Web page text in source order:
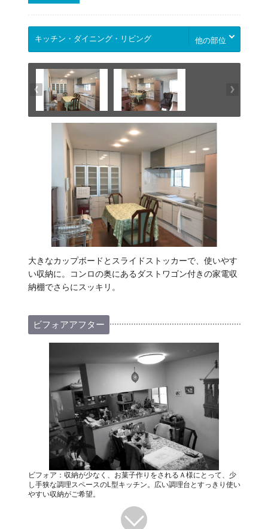
他の部位
大きなカップボードとスライドストッカーで、使いやす
い収納に。コンロの奥にあるダストワゴン付きの家電収
納棚でさらにスッキリ。
ビフォアアフター
ビフォア：収納が少なく、お菓子作りをされるＡ様にとって、少
し手狭な調理スペースのL型キッチン。広い調理台とすっきり使い
やすい収納がご希望。